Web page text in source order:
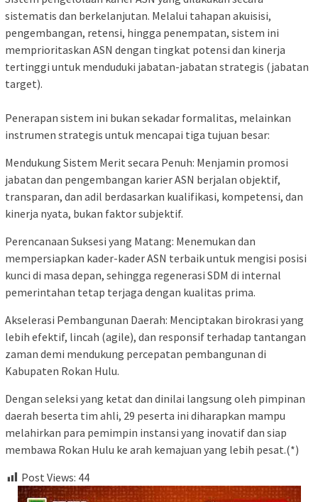
sistematis dan berkelanjutan. Melalui tahapan akuisisi,
pengembangan, retensi, hingga penempatan, sistem ini
memprioritaskan ASN dengan tingkat potensi dan kinerja
tertinggi untuk menduduki jabatan-jabatan strategis (jabatan
target).
​Penerapan sistem ini bukan sekadar formalitas, melainkan
instrumen strategis untuk mencapai tiga tujuan besar:
​Mendukung Sistem Merit secara Penuh: Menjamin promosi
jabatan dan pengembangan karier ASN berjalan objektif,
transparan, dan adil berdasarkan kualifikasi, kompetensi, dan
kinerja nyata, bukan faktor subjektif.
​Perencanaan Suksesi yang Matang: Menemukan dan
mempersiapkan kader-kader ASN terbaik untuk mengisi posisi
kunci di masa depan, sehingga regenerasi SDM di internal
pemerintahan tetap terjaga dengan kualitas prima.
​Akselerasi Pembangunan Daerah: Menciptakan birokrasi yang
lebih efektif, lincah (agile), dan responsif terhadap tantangan
zaman demi mendukung percepatan pembangunan di
Kabupaten Rokan Hulu.
​Dengan seleksi yang ketat dan dinilai langsung oleh pimpinan
daerah beserta tim ahli, 29 peserta ini diharapkan mampu
melahirkan para pemimpin instansi yang inovatif dan siap
membawa Rokan Hulu ke arah kemajuan yang lebih pesat.(*)
Post Views: 44